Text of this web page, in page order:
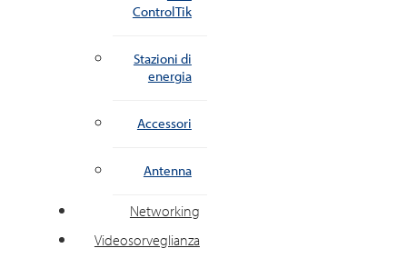
ControlTik
Stazioni di
energia
Accessori
Antenna
Networking
Videosorveglianza